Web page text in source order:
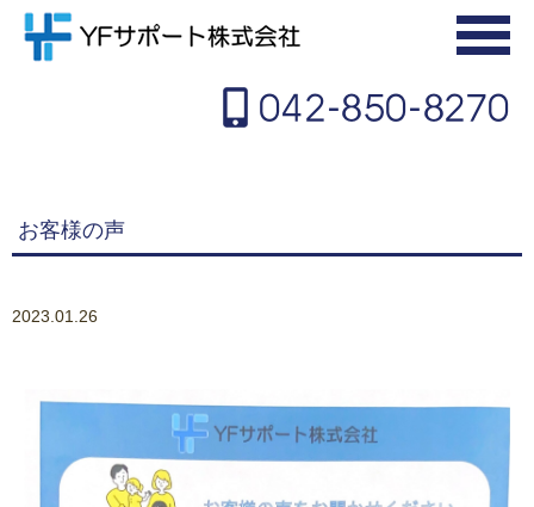
042-850-8270
お客様の声
2023.01.26